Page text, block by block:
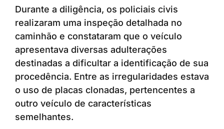
Durante a diligência, os policiais civis
realizaram uma inspeção detalhada no
caminhão e constataram que o veículo
apresentava diversas adulterações
destinadas a dificultar a identificação de sua
procedência. Entre as irregularidades estava
o uso de placas clonadas, pertencentes a
outro veículo de características
semelhantes.